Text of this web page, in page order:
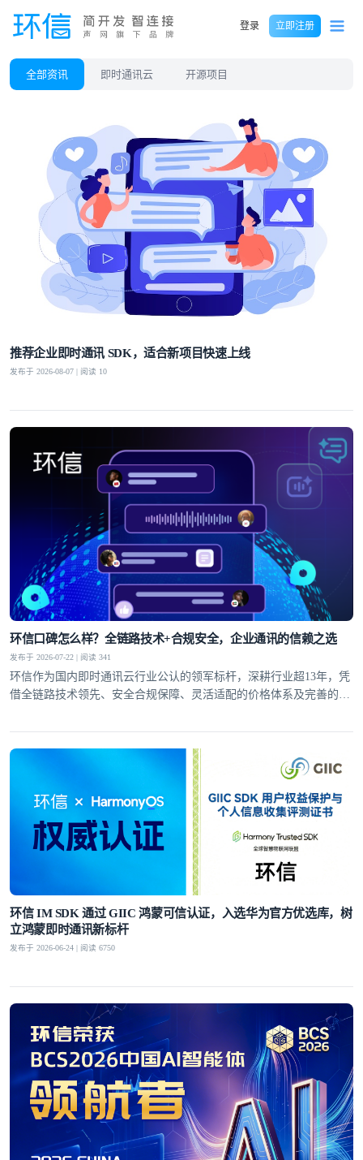
登录 立即注册
全部资讯 即时通讯云 开源项目
推荐企业即时通讯 SDK，适合新项目快速上线
发布于 2026-08-07 | 阅读 10
环信口碑怎么样？全链路技术+合规安全，企业通讯的信赖之选
发布于 2026-07-22 | 阅读 341
环信作为国内即时通讯云行业公认的领军标杆，深耕行业超13年，凭
借全链路技术领先、安全合规保障、灵活适配的价格体系及完善的全
环信 IM SDK 通过 GIIC 鸿蒙可信认证，入选华为官方优选库，树
立鸿蒙即时通讯新标杆
发布于 2026-06-24 | 阅读 6750